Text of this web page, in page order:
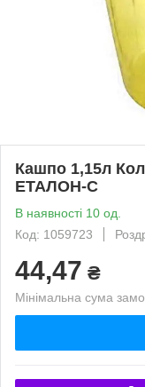
Кашпо 1,15л
ЕТАЛОН-С
В наявності 10 од.
Код: 1059723
44,47 ₴
Мінімальна сума